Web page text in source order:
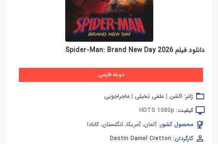
دانلود فیلم Spider-Man: Brand New Day 2026
دوبله فارسی
ژانر: اکشن | علمی تخیلی | ماجراجویی
کیفیت: HDTS 1080p
محصول کشور: آلمان, آمریکا, انگلستان, کانادا
کارگردان: Destin Daniel Cretton